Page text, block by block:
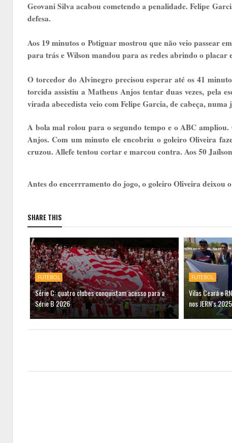
Geovani Silva acabou cometendo a penalidade. Felipe
defesa.
Aos 19 minutos o Potiguar mostrou que não veio passear
para trás e Wilson mandou para as redes abrindo o placar
O torcedor do Alvinegro precisou esperar até os 41
torcida assistiu a Matheus Anjos tentar duas vezes, pela
virada abecedista veio com Felipe Garcia, de cabeça,
A bola mal rolou para o segundo tempo e o ABC
Anjos. Com um minuto ele encobriu o goleiro Oliveira
cruzou. Allefe tentou cortar e marcou contra. Aos 50
Antes do encerrramento do jogo, o goleiro Oliveira deixou
SHARE THIS
FUTEBOL
Série C: quatro clubes conquistam acesso para a
Série B 2026
FUTEBOL
Vilas Ceará e
nos JERN’s 2025